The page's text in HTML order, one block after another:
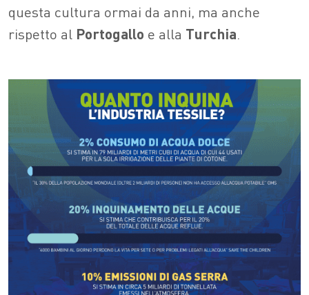
questa cultura ormai da anni, ma anche
rispetto al Portogallo e alla Turchia.